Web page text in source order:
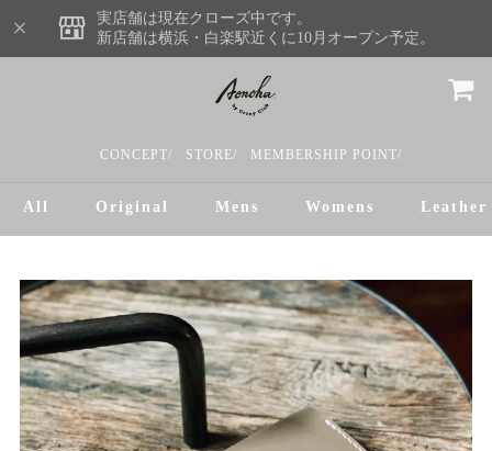
実店舗は現在クローズ中です。
新店舗は横浜・白楽駅近くに10月オープン予定。
CONCEPT/ STORE/ MEMBERSHIP POINT/
All Original Mens Womens Leather